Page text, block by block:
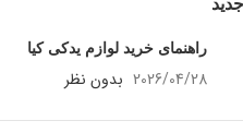
09124847876راهنمای خرید لوازم
نظر